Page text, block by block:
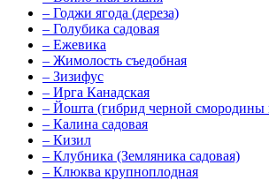
– Годжи ягода (дереза)
– Голубика садовая
– Ежевика
– Жимолость съедобная
– Зизифус
– Ирга Канадская
– Йошта (гибрид черной
– Калина садовая
– Кизил
– Клубника (Земляника садовая)
– Клюква крупноплодная